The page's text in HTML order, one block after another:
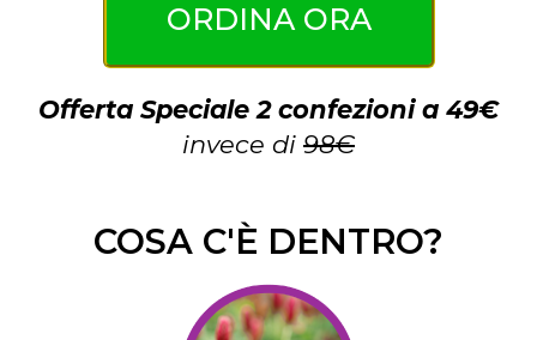
ORDINA ORA
Offerta Speciale 2 confezioni a 49€
invece di 98€
COSA C'È DENTRO?